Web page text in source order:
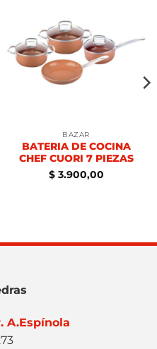
BAZAR
BATERIA DE COCINA
CHEF CUORI 7 PIEZAS
$3.900,00
A.Espínola